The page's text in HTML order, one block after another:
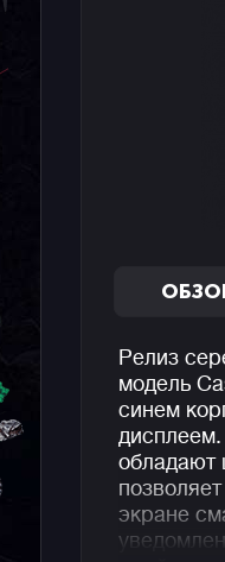
Релиз
модель
синем
обладают
экране